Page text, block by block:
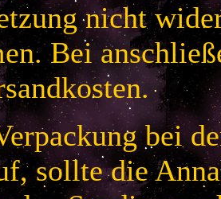
nicht
Bei
bei
sollte die